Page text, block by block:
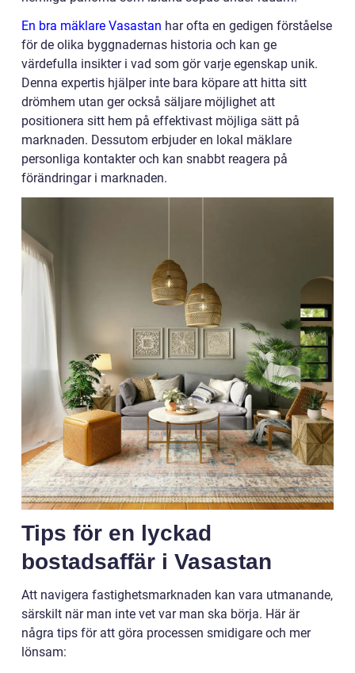
En bra mäklare Vasastan har ofta en gedigen förståelse
för de olika byggnadernas historia och kan ge
värdefulla insikter i vad som gör varje egenskap unik.
Denna expertis hjälper inte bara köpare att hitta sitt
drömhem utan ger också säljare möjlighet att
positionera sitt hem på effektivast möjliga sätt på
marknaden. Dessutom erbjuder en lokal mäklare
personliga kontakter och kan snabbt reagera på
förändringar i marknaden.
Tips för en lyckad
bostadsaffär i Vasastan
Att navigera fastighetsmarknaden kan vara utmanande,
särskilt när man inte vet var man ska börja. Här är
några tips för att göra processen smidigare och mer
lönsam: